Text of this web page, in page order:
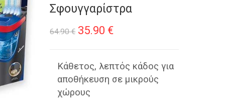
Σφουγγαρίστρα
64.90€ Original
was:
64.90 €.
35.90 €Η
τιμή
είναι:
Κάθετος, λεπτός κάδος για
αποθήκευση σε μικρούς
χώρους